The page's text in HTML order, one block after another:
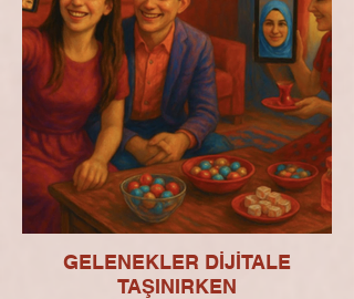
GELENEKLER DİJİTALE
TAŞINIRKEN